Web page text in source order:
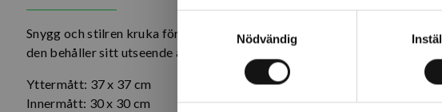
Nödvändig
Snygg och stilren kruka för inom- och utomhusbruk från Veca i Italien,
den behåller sitt utseende år efter år.
Yttermått: 37 x 37 cm
Innermått: 30 x 30 cm